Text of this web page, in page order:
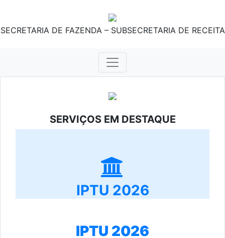
SECRETARIA DE FAZENDA – SUBSECRETARIA DE RECEITA
SERVIÇOS EM DESTAQUE
IPTU 2026
IPTU 2026